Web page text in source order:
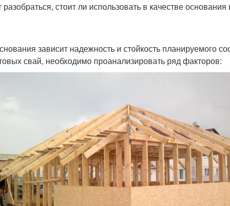
стоит ли использовать в качестве
зависит надежность и стойкость планируемого
свай, необходимо проанализировать ряд факторов: